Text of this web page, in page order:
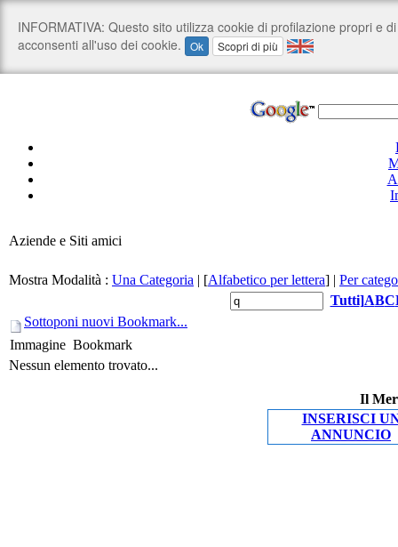
Aziende e Siti amici
Mostra Modalità : Una Categoria | [Alfabetico per lettera] | Per
Tutti]ABC
Sottoponi nuovi Bookmark...
Immagine Bookmark
Nessun elemento trovato...
Il
INSERISCI
ANNUNCIO